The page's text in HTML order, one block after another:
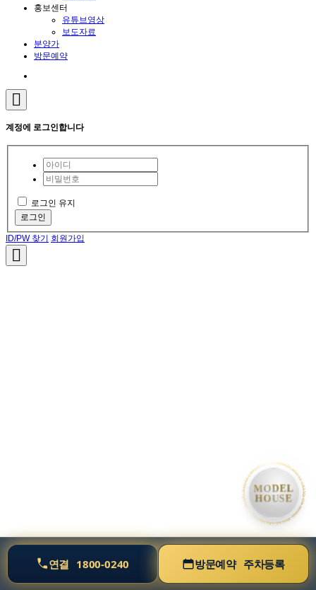
홍보센터
유튜브영상
보도자료
분양가
방문예약
계정에 로그인합니다
로그인 유지
로그인
ID/PW 찾기 회원가입
• MODEL HOUSE GRAND OPEN • MODEL HOUSE GRAND OPEN •
MODEL
HOUSE
연결 1800-0240 방문예약 주차등록